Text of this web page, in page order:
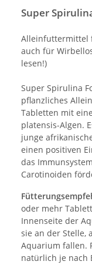
Super
Alleinfuttermittel
auch für
lesen!)
Super Spirulina
pflanzliches
Tabletten mit
platensis-Algen.
junge
einen positiven
das
Carotinoiden
oder mehr
Innenseite der
sie an der Stelle,
Aquarium fallen.
natürlich je nach